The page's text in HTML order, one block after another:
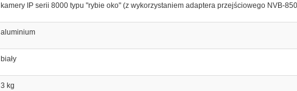
kamery IP serii 8000 typu "rybie oko" (z wykorzystaniem adaptera przejściowego NVB-
aluminium
biały
3 kg